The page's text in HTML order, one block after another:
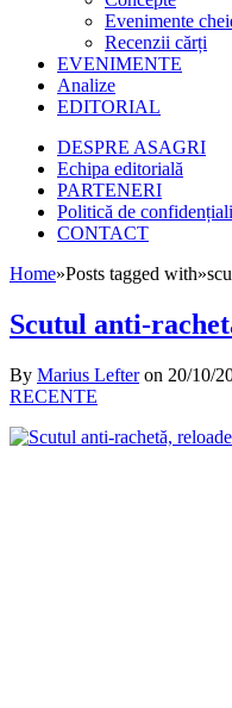
Evenimente
Recenzii cărți
EVENIMENTE
Analize
EDITORIAL
DESPRE ASAGRI
Echipa editorială
PARTENERI
Politică de
CONTACT
Home»Posts tagged with»
Scutul anti-
By Marius Lefteron 20/10/
RECENTE